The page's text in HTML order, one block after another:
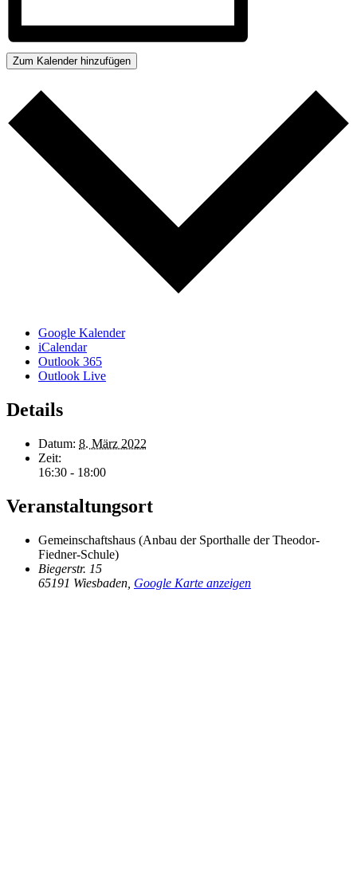
Zum Kalender hinzufügen
Google Kalender
iCalendar
Outlook 365
Outlook Live
Details
Datum: 8. März 2022
Zeit:
16:30 - 18:00
Veranstaltungsort
Gemeinschaftshaus (Anbau der Sporthalle der Theodor-
Fiedner-Schule)
Biegerstr. 15
65191 Wiesbaden Google Karte anzeigen